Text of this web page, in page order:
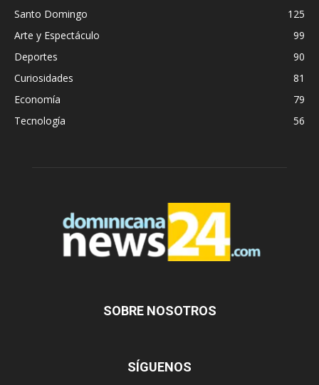
Santo Domingo
125
Arte y Espectáculo
99
Deportes
90
Curiosidades
81
Economía
79
Tecnología
56
SOBRE NOSOTROS
SÍGUENOS